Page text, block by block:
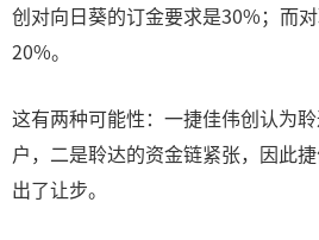
创对向日葵的订金要求是30%；而
20%。
这有两种可能性：一捷佳伟创认为
户，二是聆达的资金链紧张，因此
出了让步。